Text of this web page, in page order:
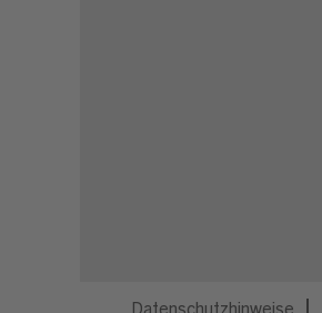
Datenschutzhinweise